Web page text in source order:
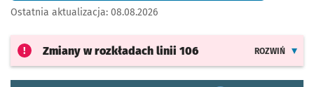
Ostatnia aktualizacja: 08.08.2026
Zmiany w rozkładach linii 106 ROZWIŃ